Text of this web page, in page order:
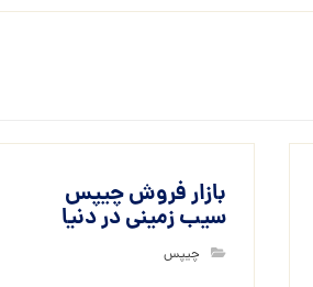
بازار فروش چیپس
سیب زمینی در دنیا
چیپس